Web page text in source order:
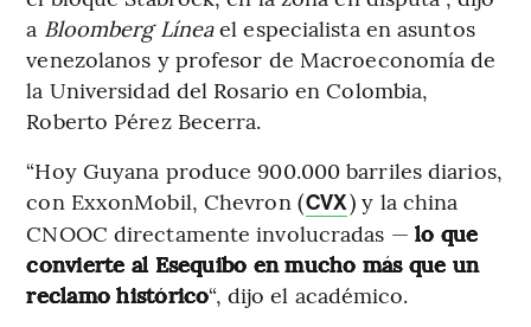
a Bloomberg Líneael especialista en asuntos
venezolanos y profesor de Macroeconomía de
la Universidad del Rosario en Colombia,
Roberto Pérez Becerra.
“Hoy Guyana produce 900.000 barriles diarios,
con ExxonMobil, Chevron (CVX) y la china
CNOOC directamente involucradas — lo que
convierte al Esequibo en mucho más que un
reclamo histórico“, dijo el académico.